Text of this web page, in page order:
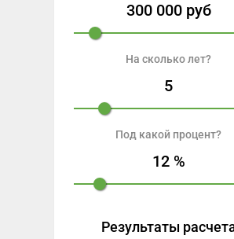
300 000руб
На сколько лет?
5
Под какой процент?
12%
Результаты